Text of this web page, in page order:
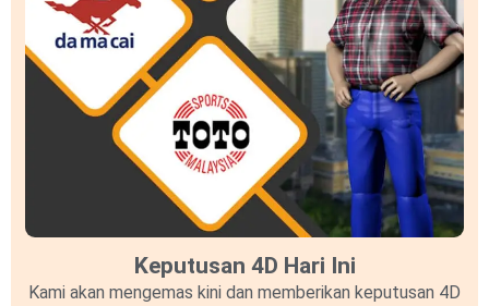
Keputusan 4D Hari Ini
Kami akan mengemas kini dan memberikan keputusan 4D